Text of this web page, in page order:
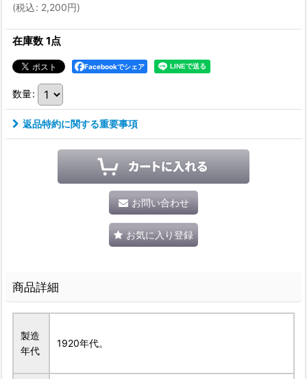
(税込: 2,200円)
在庫数 1点
Facebookでシェア
数量:
返品特約に関する重要事項
お問い合わせ
お気に入り登録
商品詳細
製造
年代
1920年代。